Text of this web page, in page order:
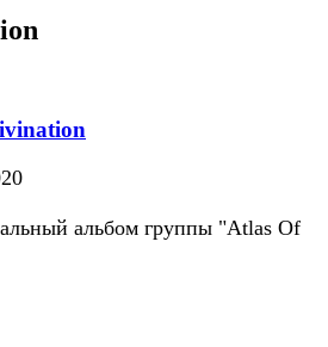
альбом группы "Atlas Of